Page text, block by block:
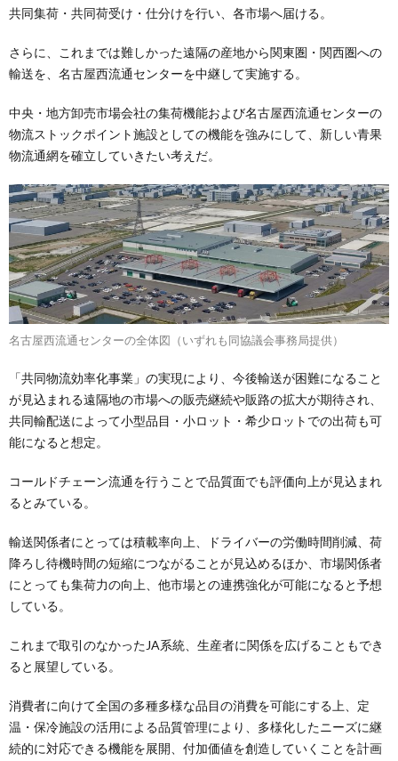
共同集荷・共同荷受け・仕分けを行い、各市場へ届ける。
さらに、これまでは難しかった遠隔の産地から関東圏・関西圏への
輸送を、名古屋西流通センターを中継して実施する。
中央・地方卸売市場会社の集荷機能および名古屋西流通センターの
物流ストックポイント施設としての機能を強みにして、新しい青果
物流通網を確立していきたい考えだ。
名古屋西流通センターの全体図（いずれも同協議会事務局提供）
「共同物流効率化事業」の実現により、今後輸送が困難になること
が見込まれる遠隔地の市場への販売継続や販路の拡大が期待され、
共同輸配送によって小型品目・小ロット・希少ロットでの出荷も可
能になると想定。
コールドチェーン流通を行うことで品質面でも評価向上が見込まれ
るとみている。
輸送関係者にとっては積載率向上、ドライバーの労働時間削減、荷
降ろし待機時間の短縮につながることが見込めるほか、市場関係者
にとっても集荷力の向上、他市場との連携強化が可能になると予想
している。
これまで取引のなかったJA系統、生産者に関係を広げることもでき
ると展望している。
消費者に向けて全国の多種多様な品目の消費を可能にする上、定
温・保冷施設の活用による品質管理により、多様化したニーズに継
続的に対応できる機能を展開、付加価値を創造していくことを計画